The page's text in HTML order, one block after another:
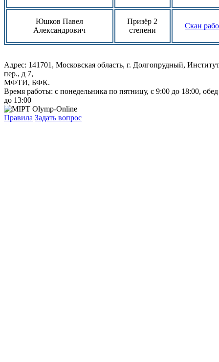
Юшков Павел
Александрович
Призёр 2
степени
Скан
Адрес: 141701, Московская область, г. Долгопрудный,
пер., д 7,
МФТИ, БФК.
Время работы: с понедельника по пятницу, с 9:00 до 18:00,
до 13:00
Правила Задать вопрос